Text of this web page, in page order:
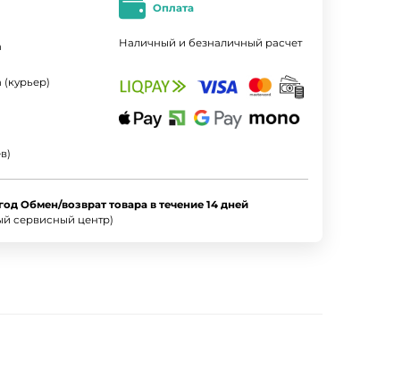
(курьер)
Оплата
Наличный и безналичный расчет
Обмен/возврат товара в течение 14 дней
сервисный центр)